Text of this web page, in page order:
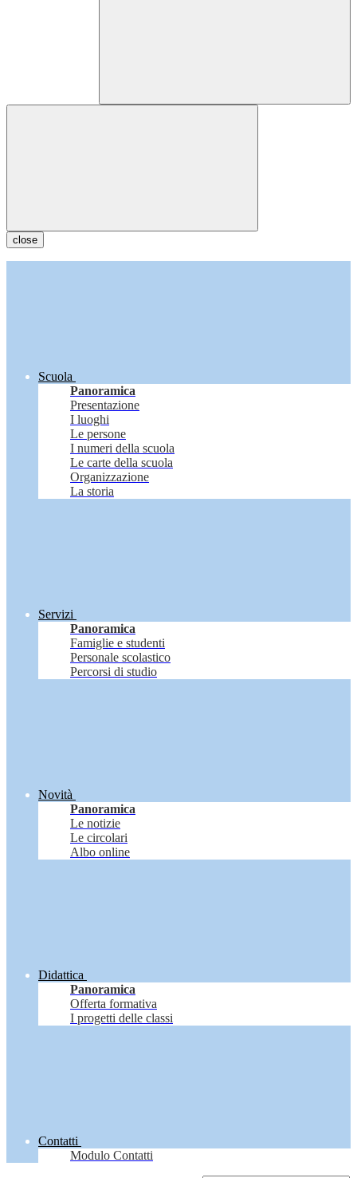
close
Scuola
Panoramica
Presentazione
I luoghi
Le persone
I numeri della scuola
Le carte della scuola
Organizzazione
La storia
Servizi
Panoramica
Famiglie e studenti
Personale scolastico
Percorsi di studio
Novità
Panoramica
Le notizie
Le circolari
Albo online
Didattica
Panoramica
Offerta formativa
I progetti delle classi
Contatti
Modulo Contatti